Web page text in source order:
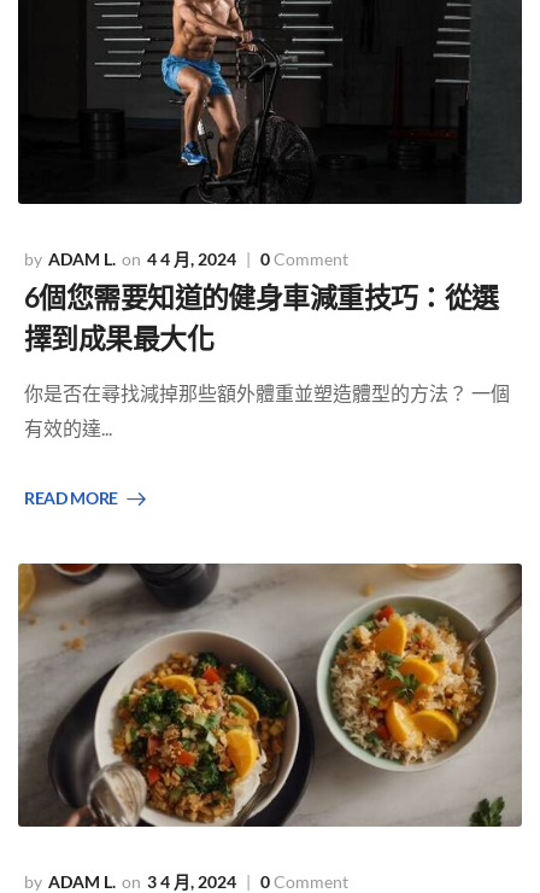
ADAM L. 4 4 月, 2024 0Comment
6個您需要知道的健身車減重技巧：從選
擇到成果最大化
你是否在尋找減掉那些額外體重並塑造體型的方法？ 一個
有效的達...
READ MORE
ADAM L. 3 4 月, 2024 0Comment